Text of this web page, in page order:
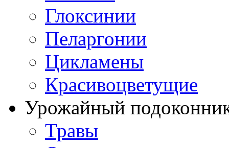
Глоксинии
Пеларгонии
Цикламены
Красивоцветущие
Урожайный
Травы